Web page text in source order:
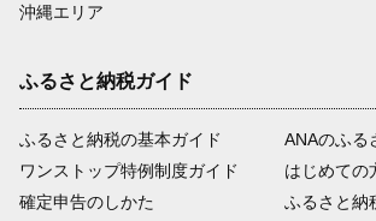
沖縄エリア
ふるさと納税ガイド
ふるさと納税の基本ガイド
ワンストップ特例制度ガイド
確定申告のしかた
ANAのふる
はじめての
ふるさと納